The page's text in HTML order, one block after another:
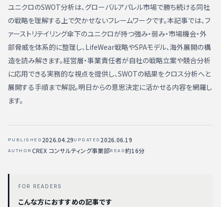
ユニクロのSWOT分析は、グローバルアパレル市場で勝ち続ける同社
の戦略を理解する上で欠かせないフレームワークです。本記事では、フ
ァーストリテイリング傘下のユニクロが持つ強み・弱み・市場機会・外
部脅威を体系的に整理し、LifeWear戦略やSPAモデル、海外展開の構
造を読み解きます。経営層・事業責任者が自社の戦略立案や競合分析
に応用できる実務的な視点を提供し、SWOTの結果をクロス分析へと
展開する手順まで解説。明日からの意思決定に活かせる内容を網羅し
ます。
PUBLISHED 2026.04.29UPDATED 2026.06.19
AUTHOR CREX コンサルティング事業部READ約16分
FOR READERS
こんな方におすすめの記事です